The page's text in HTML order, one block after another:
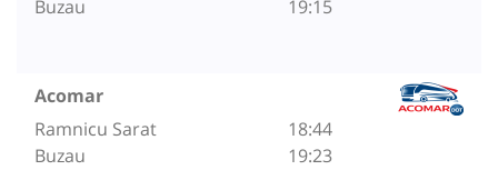
Buzau
19:15
Acomar
Ramnicu Sarat
Buzau
18:44
19:23